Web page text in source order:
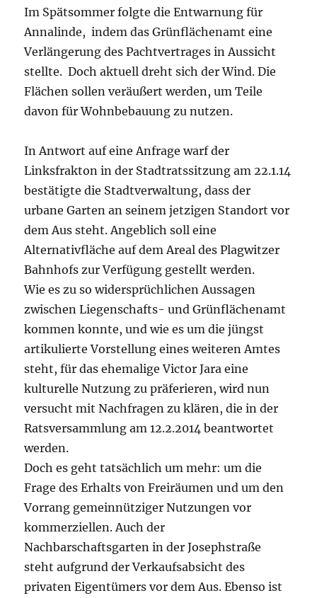
Im Spätsommer folgte die Entwarnung für
Annalinde, indem das Grünflächenamt eine
Verlängerung des Pachtvertrages in Aussicht
stellte. Doch aktuell dreht sich der Wind. Die
Flächen sollen veräußert werden, um Teile
davon für Wohnbebauung zu nutzen.
In Antwort auf eine Anfrage warf der
Linksfrakton in der Stadtratssitzung am 22.1.14
bestätigte die Stadtverwaltung, dass der
urbane Garten an seinem jetzigen Standort vor
dem Aus steht. Angeblich soll eine
Alternativfläche auf dem Areal des Plagwitzer
Bahnhofs zur Verfügung gestellt werden.
Wie es zu so widersprüchlichen Aussagen
zwischen Liegenschafts- und Grünflächenamt
kommen konnte, und wie es um die jüngst
artikulierte Vorstellung eines weiteren Amtes
steht, für das ehemalige Victor Jara eine
kulturelle Nutzung zu präferieren, wird nun
versucht mit Nachfragen zu klären, die in der
Ratsversammlung am 12.2.2014 beantwortet
werden.
Doch es geht tatsächlich um mehr: um die
Frage des Erhalts von Freiräumen und um den
Vorrang gemeinnütziger Nutzungen vor
kommerziellen. Auch der
Nachbarschaftsgarten in der Josephstraße
steht aufgrund der Verkaufsabsicht des
privaten Eigentümers vor dem Aus. Ebenso ist